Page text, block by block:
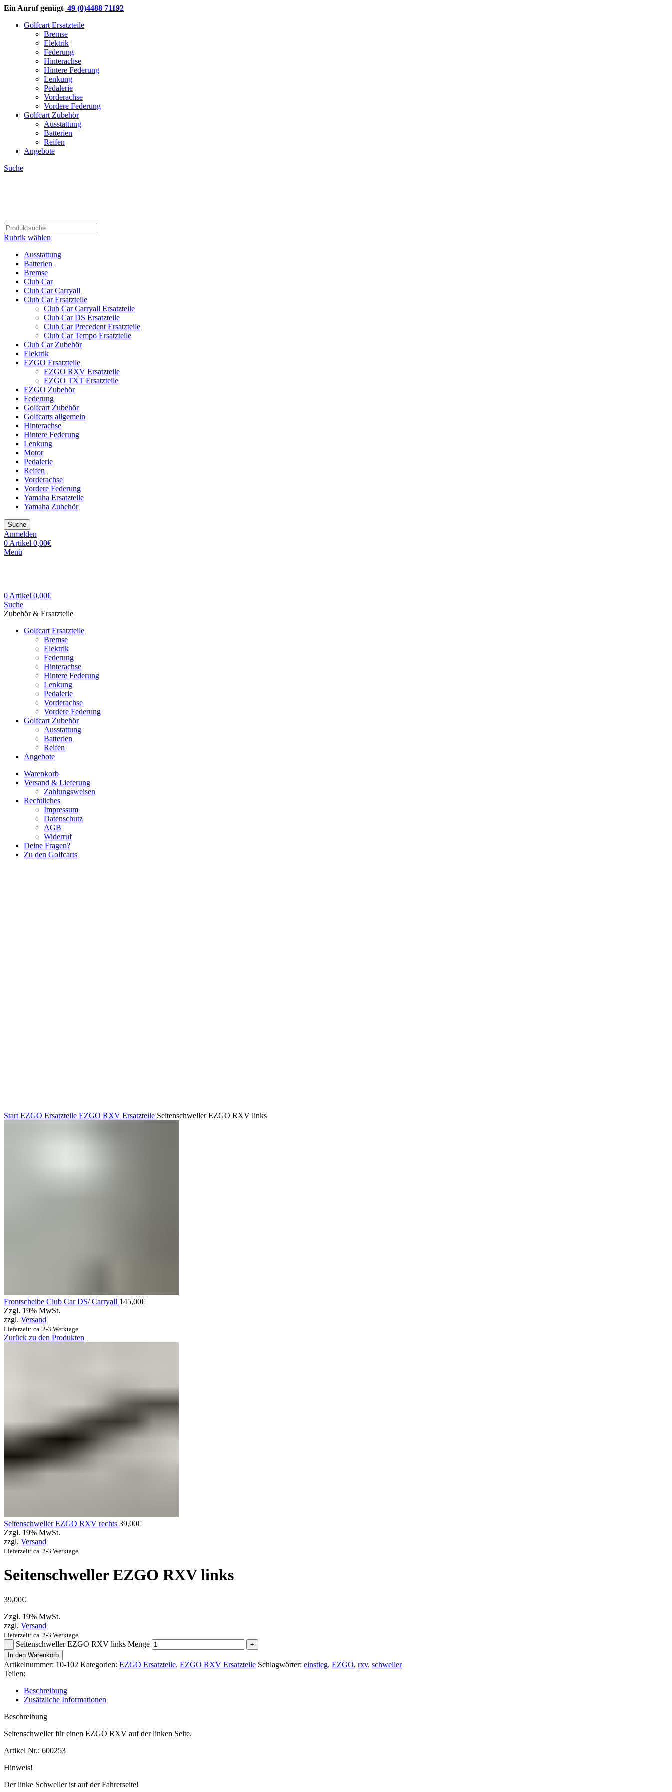
Ein Anruf genügt 49 (0)4488 71192
Golfcart Ersatzteile
Bremse
Elektrik
Federung
Hinterachse
Hintere Federung
Lenkung
Pedalerie
Vorderachse
Vordere Federung
Golfcart Zubehör
Ausstattung
Batterien
Reifen
Angebote
Suche
Rubrik wählen
Ausstattung
Batterien
Bremse
Club Car
Club Car Carryall
Club Car Ersatzteile
Club Car Carryall Ersatzteile
Club Car DS Ersatzteile
Club Car Precedent Ersatzteile
Club Car Tempo Ersatzteile
Club Car Zubehör
Elektrik
EZGO Ersatzteile
EZGO RXV Ersatzteile
EZGO TXT Ersatzteile
EZGO Zubehör
Federung
Golfcart Zubehör
Golfcarts allgemein
Hinterachse
Hintere Federung
Lenkung
Motor
Pedalerie
Reifen
Vorderachse
Vordere Federung
Yamaha Ersatzteile
Yamaha Zubehör
Suche
Anmelden
0 Artikel 0,00€
Menü
0 Artikel 0,00€
Suche
Zubehör & Ersatzteile
Golfcart Ersatzteile
Bremse
Elektrik
Federung
Hinterachse
Hintere Federung
Lenkung
Pedalerie
Vorderachse
Vordere Federung
Golfcart Zubehör
Ausstattung
Batterien
Reifen
Angebote
Warenkorb
Versand & Lieferung
Zahlungsweisen
Rechtliches
Impressum
Datenschutz
AGB
Widerruf
Deine Fragen?
Zu den Golfcarts
Start EZGO Ersatzteile EZGO RXV Ersatzteile Seitenschweller EZGO RXV links
Frontscheibe Club Car DS/ Carryall 145,00€
Zzgl. 19% MwSt.
zzgl. Versand
Lieferzeit: ca. 2-3 Werktage
Zurück zu den Produkten
Seitenschweller EZGO RXV rechts 39,00€
Zzgl. 19% MwSt.
zzgl. Versand
Lieferzeit: ca. 2-3 Werktage
Seitenschweller EZGO RXV links
39,00€
Zzgl. 19% MwSt.
zzgl. Versand
Lieferzeit: ca. 2-3 Werktage
Seitenschweller EZGO RXV links Menge
In den Warenkorb
Artikelnummer: 10-102 Kategorien: EZGO Ersatzteile, EZGO RXV Ersatzteile Schlagwörter: einstieg, EZGO, rxv, schweller
Teilen:
Beschreibung
Zusätzliche Informationen
Beschreibung
Seitenschweller für einen EZGO RXV auf der linken Seite.
Artikel Nr.: 600253
Hinweis!
Der linke Schweller ist auf der Fahrerseite!